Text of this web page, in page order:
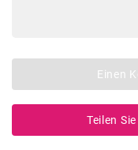
Einen
Teilen